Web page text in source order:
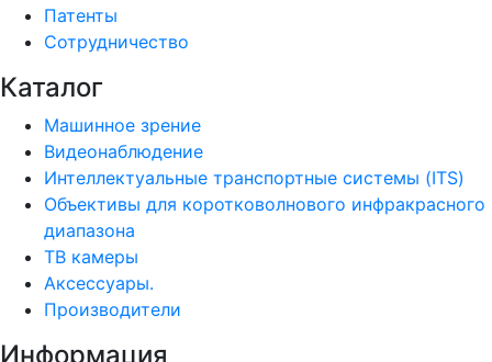
Патенты
Сотрудничество
Каталог
Машинное зрение
Видеонаблюдение
Интеллектуальные транспортные системы (ITS)
Объективы для коротковолнового инфракрасного
диапазона
ТВ камеры
Аксессуары.
Производители
Информация